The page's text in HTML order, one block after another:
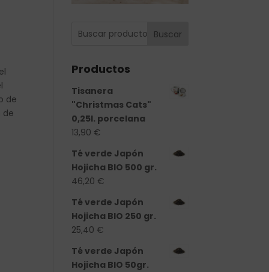
de
de
Buscar
Productos
Tisanera
"Christmas Cats"
0,25l. porcelana
13,90 €
Té verde Japón
Hojicha BIO 500 gr.
46,20 €
Té verde Japón
Hojicha BIO 250 gr.
25,40 €
Té verde Japón
Hojicha BIO 50gr.